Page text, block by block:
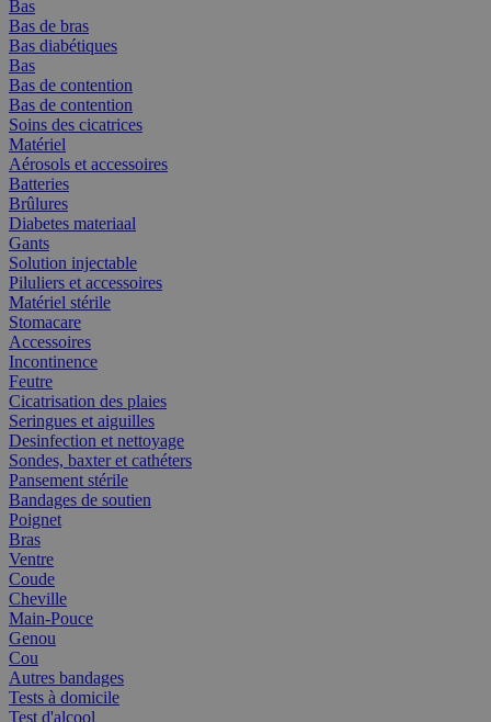
Bas
Bas de bras
Bas diabétiques
Bas
Bas de contention
Bas de contention
Soins des cicatrices
Matériel
Aérosols et accessoires
Batteries
Brûlures
Diabetes materiaal
Gants
Solution injectable
Piluliers et accessoires
Matériel stérile
Stomacare
Accessoires
Incontinence
Feutre
Cicatrisation des plaies
Seringues et aiguilles
Desinfection et nettoyage
Sondes, baxter et cathéters
Pansement stérile
Bandages de soutien
Poignet
Bras
Ventre
Coude
Cheville
Main-Pouce
Genou
Cou
Autres bandages
Tests à domicile
Test d'alcool